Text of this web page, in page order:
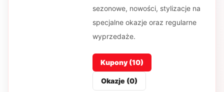
sezonowe, nowości, stylizacje na
specjalne okazje oraz regularne
wyprzedaże.
Kupony (10)
Okazje (0)